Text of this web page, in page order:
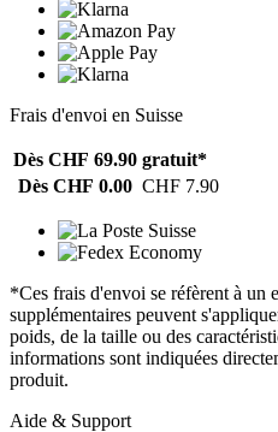
Frais d'envoi en Suisse
Dès CHF 69.90 gratuit*
Dès CHF 0.00 CHF 7.90
*Ces frais d'envoi se réfèrent à un
supplémentaires peuvent
poids, de la taille ou des
informations sont indiquées
produit.
Aide & Support